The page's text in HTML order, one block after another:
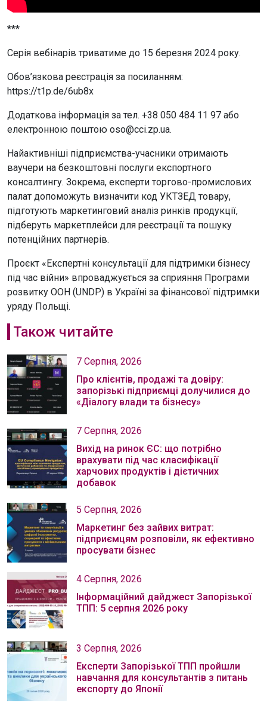
***
Серія вебінарів триватиме до 15 березня 2024 року.
Обов’язкова реєстрація за посиланням:
https://t1p.de/6ub8x
Додаткова інформація за тел. +38 050 484 11 97 або
електронною поштою oso@cci.zp.ua.
Найактивніші підприємства-учасники отримають
ваучери на безкоштовні послуги експортного
консалтингу. Зокрема, експерти торгово-промислових
палат допоможуть визначити код УКТЗЕД товару,
підготують маркетинговий аналіз ринків продукції,
підберуть маркетплейси для реєстрації та пошуку
потенційних партнерів.
Проєкт «Експертні консультації для підтримки бізнесу
під час війни» впроваджується за сприяння Програми
розвитку ООН (UNDP) в Україні за фінансової підтримки
уряду Польщі.
Також читайте
7 Серпня, 2026
Про клієнтів, продажі та довіру:
запорізькі підприємці долучилися до
«Діалогу влади та бізнесу»
7 Серпня, 2026
Вихід на ринок ЄС: що потрібно
врахувати під час класифікації
харчових продуктів і дієтичних
добавок
5 Серпня, 2026
Маркетинг без зайвих витрат:
підприємцям розповіли, як ефективно
просувати бізнес
4 Серпня, 2026
Інформаційний дайджест Запорізької
ТПП: 5 серпня 2026 року
3 Серпня, 2026
Експерти Запорізької ТПП пройшли
навчання для консультантів з питань
експорту до Японії